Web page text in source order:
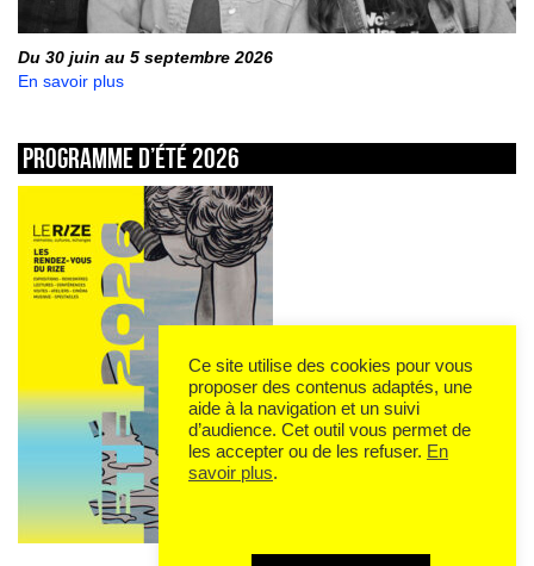
Du 30 juin au 5 septembre 2026
En savoir plus
Programme d’été 2026
Ce site utilise des cookies pour vous
proposer des contenus adaptés, une
aide à la navigation et un suivi
d’audience. Cet outil vous permet de
les accepter ou de les refuser. En
savoir plus.